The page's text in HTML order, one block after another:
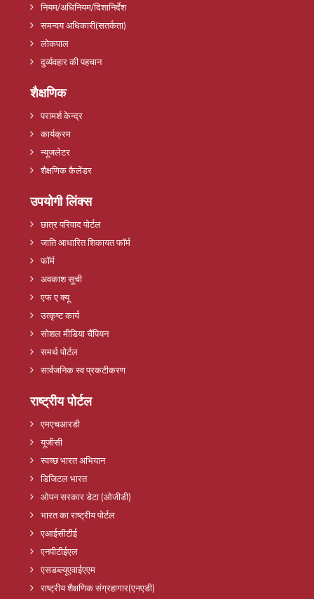
नियम/अधिनियम/दिशानिर्देश
समन्वय अधिकारी(सतर्कता)
लोकपाल
दुर्व्यवहार की पहचान
शैक्षणिक
परामर्श केन्द्र
कार्यक्रम
न्यूजलेटर
शैक्षणिक कैलेंडर
उपयोगी लिंक्स
छात्र परिवाद पोर्टल
जाति आधारित शिकायत फॉर्म
फॉर्म
अवकाश सूची
एफ ए क्यू
उत्कृष्ट कार्य
सोशल मीडिया चैंपियन
समर्थ पोर्टल
सार्वजनिक स्व प्रकटीकरण
राष्ट्रीय पोर्टल
एमएचआरडी
यूजीसी
स्वच्छ भारत अभियान
डिजिटल भारत
ओपन सरकार डेटा (ओजीडी)
भारत का राष्ट्रीय पोर्टल
एआईसीटीई
एनपीटीईएल
एसडब्ल्यूएवाईएएम
राष्ट्रीय शैक्षणिक संग्रहागार(एनएडी)